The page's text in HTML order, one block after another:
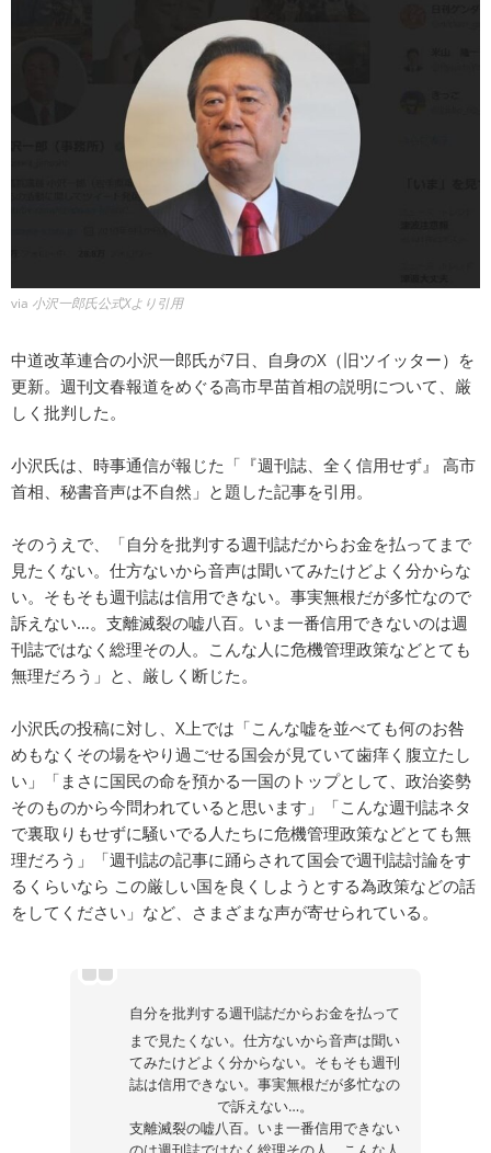
via 小沢一郎氏公式Xより引用
中道改革連合の小沢一郎氏が7日、自身のX（旧ツイッター）を
更新。週刊文春報道をめぐる高市早苗首相の説明について、厳
しく批判した。
小沢氏は、時事通信が報じた「『週刊誌、全く信用せず』 高市
首相、秘書音声は不自然」と題した記事を引用。
そのうえで、「自分を批判する週刊誌だからお金を払ってまで
見たくない。仕方ないから音声は聞いてみたけどよく分からな
い。そもそも週刊誌は信用できない。事実無根だが多忙なので
訴えない…。支離滅裂の嘘八百。いま一番信用できないのは週
刊誌ではなく総理その人。こんな人に危機管理政策などとても
無理だろう」と、厳しく断じた。
小沢氏の投稿に対し、X上では「こんな嘘を並べても何のお咎
めもなくその場をやり過ごせる国会が見ていて歯痒く腹立たし
い」「まさに国民の命を預かる一国のトップとして、政治姿勢
そのものから今問われていると思います」「こんな週刊誌ネタ
で裏取りもせずに騒いでる人たちに危機管理政策などとても無
理だろう」「週刊誌の記事に踊らされて国会で週刊誌討論をす
るくらいなら この厳しい国を良くしようとする為政策などの話
をしてください」など、さまざまな声が寄せられている。
自分を批判する週刊誌だからお金を払って
まで見たくない。仕方ないから音声は聞い
てみたけどよく分からない。そもそも週刊
誌は信用できない。事実無根だが多忙なの
で訴えない…。
支離滅裂の嘘八百。いま一番信用できない